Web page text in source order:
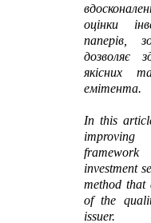
оцінки
паперів,
дозволяє
якісних
емітента.
In this
improving
framework
investment
method that
of the
issuer.